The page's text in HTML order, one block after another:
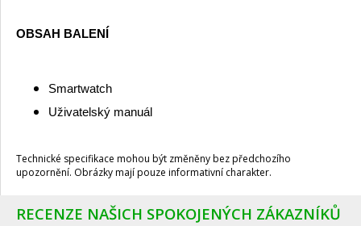
OBSAH BALENÍ
Smartwatch
Uživatelský manuál
Technické specifikace mohou být změněny bez předchozího
upozornění. Obrázky mají pouze informativní charakter.
RECENZE NAŠICH SPOKOJENÝCH ZÁKAZNÍKŮ